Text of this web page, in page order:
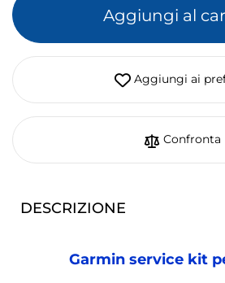
Aggiungi al
Aggiungi ai
Confronta
DESCRIZIONE
Garmin service kit